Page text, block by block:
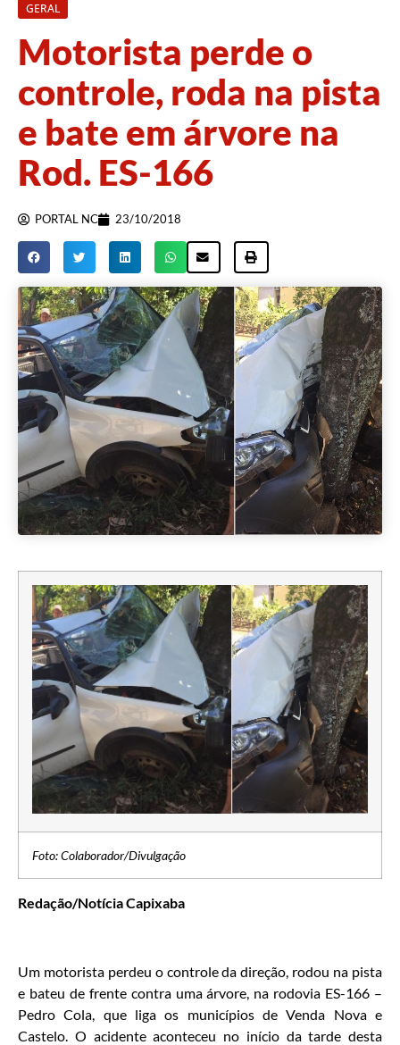
GERAL
Motorista perde o
controle, roda na pista
e bate em árvore na
Rod. ES-166
PORTAL NC 23/10/2018
Foto: Colaborador/Divulgação
Redação/Notícia Capixaba
Um motorista perdeu o controle da direção, rodou na pista
e bateu de frente contra uma árvore, na rodovia ES-166 –
Pedro Cola, que liga os municípios de Venda Nova e
Castelo. O acidente aconteceu no início da tarde desta